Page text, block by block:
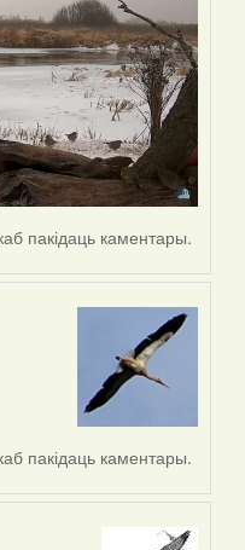
пакідаць каментары.
пакідаць каментары.